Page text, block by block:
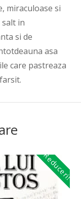
miraculoase si
salt in
si de
asa
care pastreaza
Reduceri!